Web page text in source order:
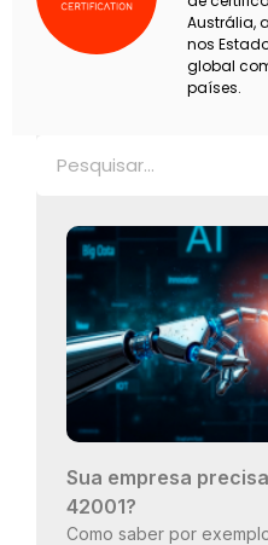
Austrália,
nos
global
países.
Sua empresa
42001?
Como saber por